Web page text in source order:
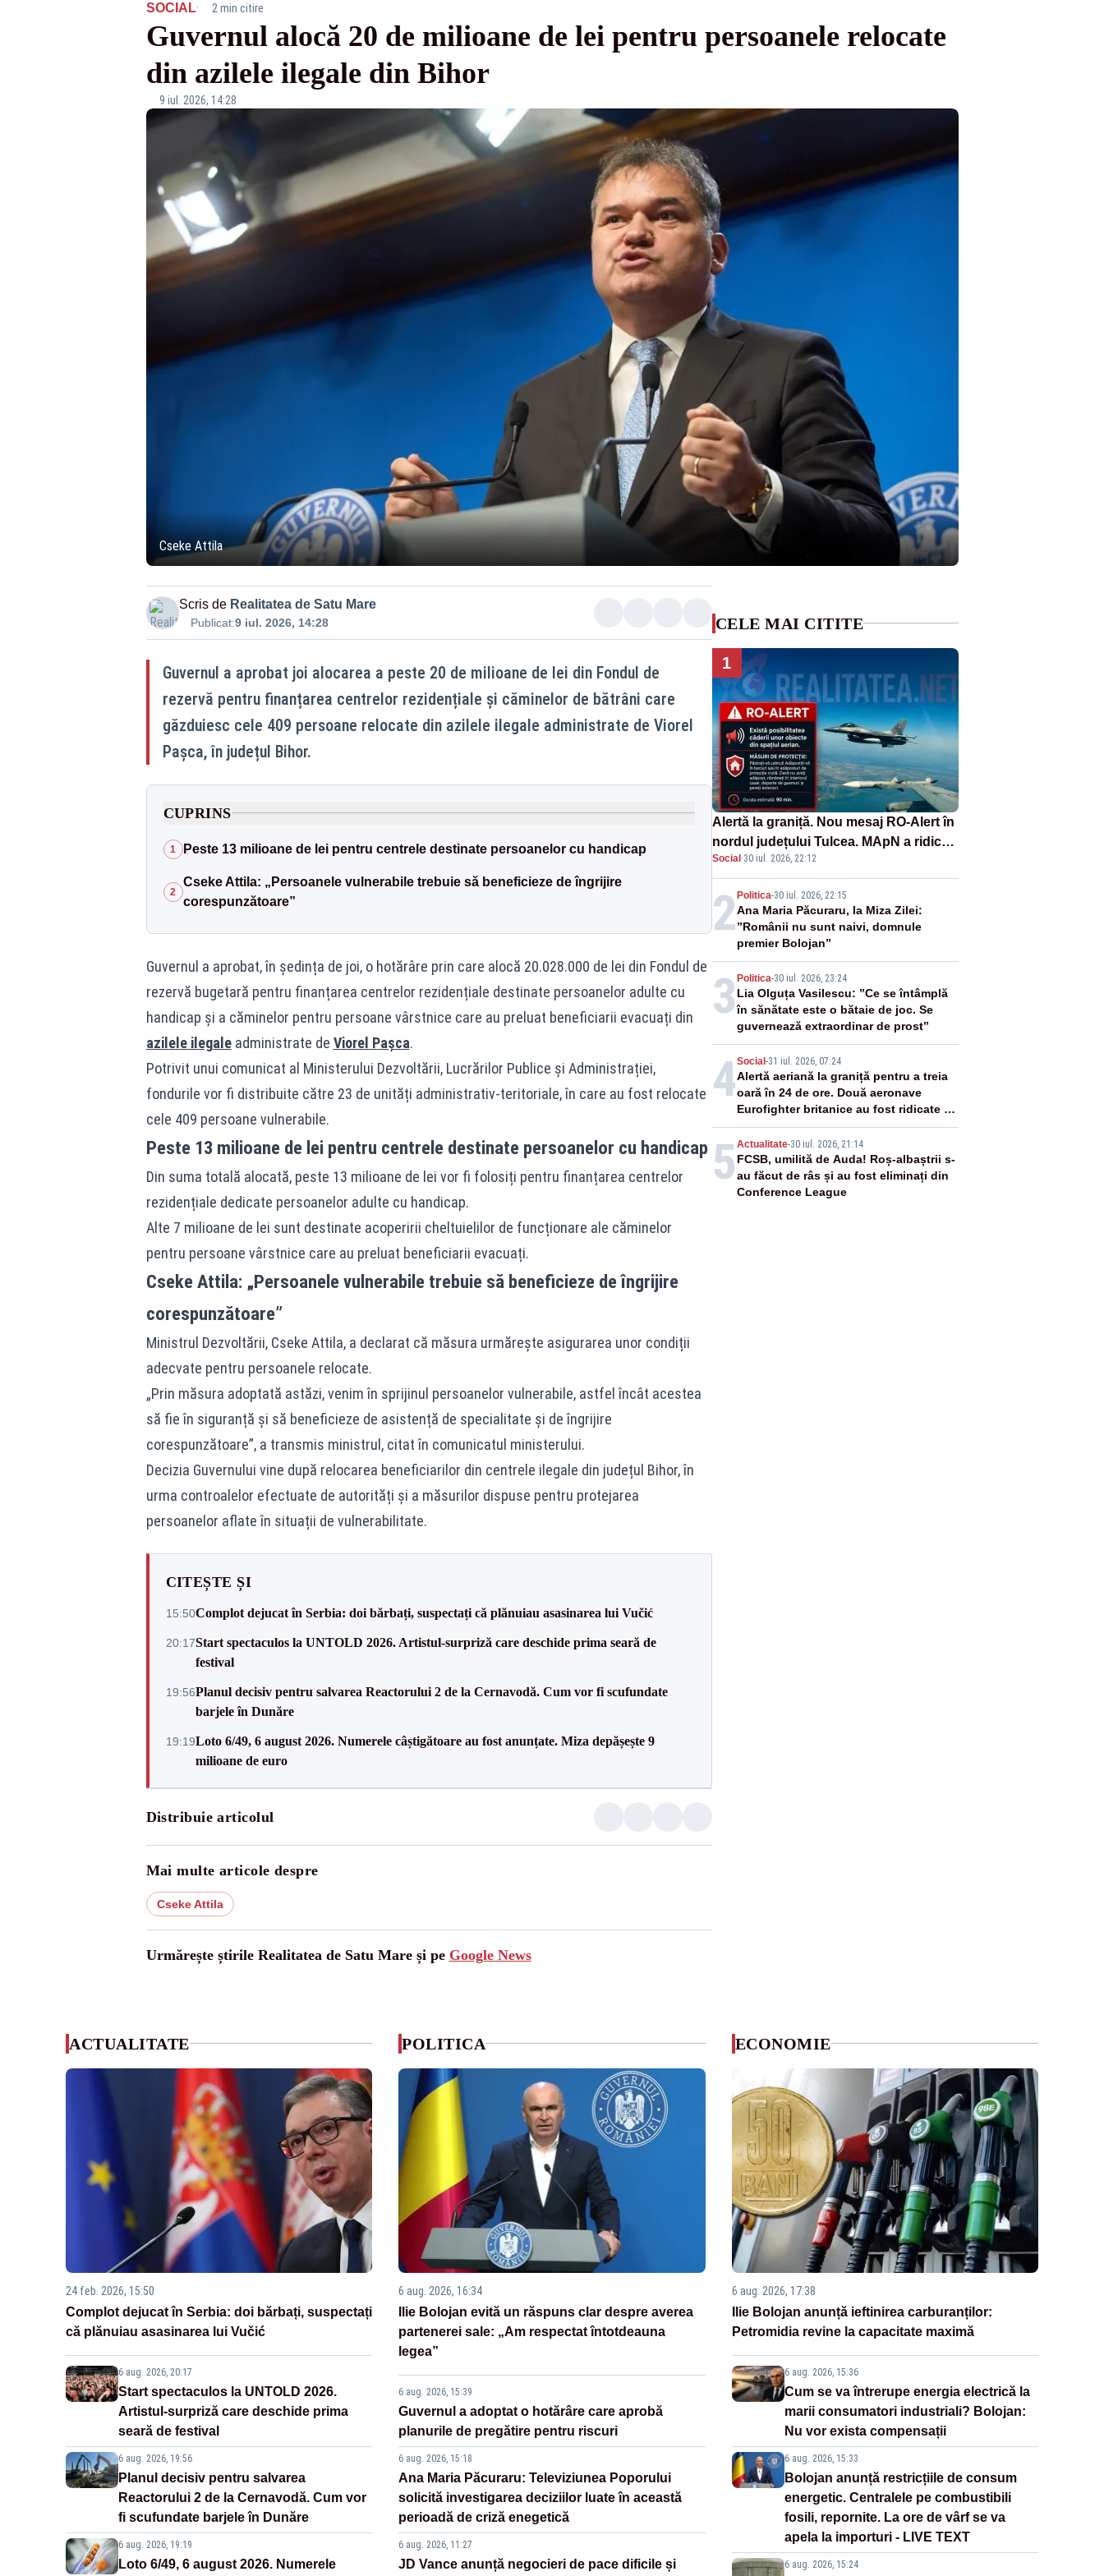
SOCIAL· 2 min citire
Guvernul alocă 20 de milioane de lei pentru persoanele relocate
din azilele ilegale din Bihor
9 iul. 2026, 14:28
Cseke Attila
Scris de Realitatea de Satu Mare
Publicat:9 iul. 2026, 14:28
Guvernul a aprobat joi alocarea a peste 20 de milioane de lei din Fondul de
rezervă pentru finanțarea centrelor rezidențiale și căminelor de bătrâni care
găzduiesc cele 409 persoane relocate din azilele ilegale administrate de Viorel
Pașca, în județul Bihor.
CUPRINS
1 Peste 13 milioane de lei pentru centrele destinate persoanelor cu handicap
2
Cseke Attila: „Persoanele vulnerabile trebuie să beneficieze de îngrijire
corespunzătoare”
Guvernul a aprobat, în ședința de joi, o hotărâre prin care alocă 20.028.000 de lei din Fondul de
rezervă bugetară pentru finanțarea centrelor rezidențiale destinate persoanelor adulte cu
handicap și a căminelor pentru persoane vârstnice care au preluat beneficiarii evacuați din
azilele ilegaleadministrate de Viorel Pașca.
Potrivit unui comunicat al Ministerului Dezvoltării, Lucrărilor Publice și Administrației,
fondurile vor fi distribuite către 23 de unități administrativ-teritoriale, în care au fost relocate
cele 409 persoane vulnerabile.
Peste 13 milioane de lei pentru centrele destinate persoanelor cu handicap
Din suma totală alocată, peste 13 milioane de lei vor fi folosiți pentru finanțarea centrelor
rezidențiale dedicate persoanelor adulte cu handicap.
Alte 7 milioane de lei sunt destinate acoperirii cheltuielilor de funcționare ale căminelor
pentru persoane vârstnice care au preluat beneficiarii evacuați.
Cseke Attila: „Persoanele vulnerabile trebuie să beneficieze de îngrijire
corespunzătoare”
Ministrul Dezvoltării, Cseke Attila, a declarat că măsura urmărește asigurarea unor condiții
adecvate pentru persoanele relocate.
„Prin măsura adoptată astăzi, venim în sprijinul persoanelor vulnerabile, astfel încât acestea
să fie în siguranță și să beneficieze de asistență de specialitate și de îngrijire
corespunzătoare”, a transmis ministrul, citat în comunicatul ministerului.
Decizia Guvernului vine după relocarea beneficiarilor din centrele ilegale din județul Bihor, în
urma controalelor efectuate de autorități și a măsurilor dispuse pentru protejarea
persoanelor aflate în situații de vulnerabilitate.
CITEȘTE ȘI
15:50Complot dejucat în Serbia: doi bărbați, suspectați că plănuiau asasinarea lui Vučić
20:17Start spectaculos la UNTOLD 2026. Artistul-surpriză care deschide prima seară de
festival
19:56Planul decisiv pentru salvarea Reactorului 2 de la Cernavodă. Cum vor fi scufundate
barjele în Dunăre
19:19Loto 6/49, 6 august 2026. Numerele câștigătoare au fost anunțate. Miza depășește 9
milioane de euro
Distribuie articolul
Mai multe articole despre
Cseke Attila
Urmărește știrile Realitatea de Satu Mare și pe Google News
CELE MAI CITITE
1
Alertă la graniță. Nou mesaj RO-Alert în
nordul județului Tulcea. MApN a ridicat
de la sol două avioane F-16
Social·30 iul. 2026, 22:12
2Politica-30 iul. 2026, 22:15
Ana Maria Păcuraru, la Miza Zilei:
”Românii nu sunt naivi, domnule
premier Bolojan”
3 Politica-30 iul. 2026, 23:24
Lia Olguța Vasilescu: ”Ce se întâmplă
în sănătate este o bătaie de joc. Se
guvernează extraordinar de prost”
4Social-31 iul. 2026, 07:24
Alertă aeriană la graniță pentru a treia
oară în 24 de ore. Două aeronave
Eurofighter britanice au fost ridicate de
la sol
5 Actualitate-30 iul. 2026, 21:14
FCSB, umilită de Auda! Roș-albaștrii s-
au făcut de râs și au fost eliminați din
Conference League
ACTUALITATE
24 feb. 2026, 15:50
Complot dejucat în Serbia: doi bărbați, suspectați
că plănuiau asasinarea lui Vučić
6 aug. 2026, 20:17
Start spectaculos la UNTOLD 2026.
Artistul-surpriză care deschide prima
seară de festival
6 aug. 2026, 19:56
Planul decisiv pentru salvarea
Reactorului 2 de la Cernavodă. Cum vor
fi scufundate barjele în Dunăre
6 aug. 2026, 19:19
Loto 6/49, 6 august 2026. Numerele
POLITICA
6 aug. 2026, 16:34
Ilie Bolojan evită un răspuns clar despre averea
partenerei sale: „Am respectat întotdeauna
legea”
6 aug. 2026, 15:39
Guvernul a adoptat o hotărâre care aprobă
planurile de pregătire pentru riscuri
6 aug. 2026, 15:18
Ana Maria Păcuraru: Televiziunea Poporului
solicită investigarea deciziilor luate în această
perioadă de criză enegetică
6 aug. 2026, 11:27
JD Vance anunță negocieri de pace dificile și
ECONOMIE
6 aug. 2026, 17:38
Ilie Bolojan anunță ieftinirea carburanților:
Petromidia revine la capacitate maximă
6 aug. 2026, 15:36
Cum se va întrerupe energia electrică la
marii consumatori industriali? Bolojan:
Nu vor exista compensații
6 aug. 2026, 15:33
Bolojan anunță restricțiile de consum
energetic. Centralele pe combustibili
fosili, repornite. La ore de vârf se va
apela la importuri - LIVE TEXT
6 aug. 2026, 15:24